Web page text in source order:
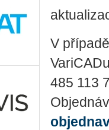
V
485 113